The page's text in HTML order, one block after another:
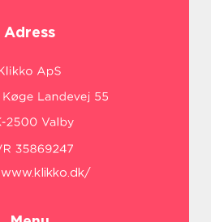
Adress
www.klikko.dk/